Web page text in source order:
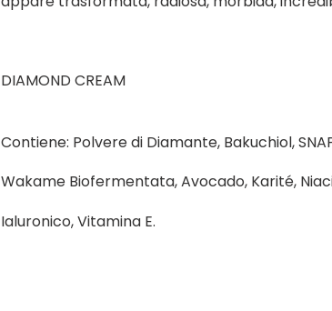
DIAMOND CREAM
Contiene: Polvere di Diamante, Bakuchiol,
Wakame Biofermentata, Avocado, Karité,
Ialuronico, Vitamina E.